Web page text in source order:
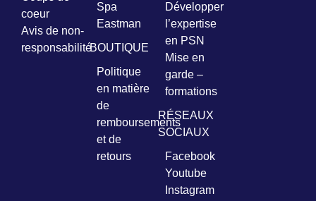
coeur
Avis de non-
responsabilité
Spa
Eastman
BOUTIQUE
Politique
en matière
de
remboursements
et de
retours
Développer
l’expertise
en PSN
Mise en
garde –
formations
RÉSEAUX
SOCIAUX
Facebook
Youtube
Instagram
Vous
pourrez
désabonner